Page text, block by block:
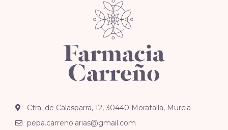
Ctra. de Calasparra, 12, 30440 Moratalla, Murcia
pepa.carreno.arias@gmail.com